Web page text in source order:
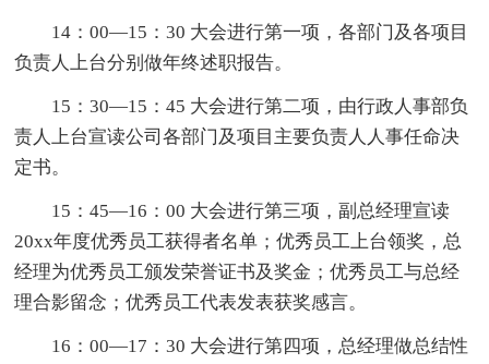
14：00—15：30 大会进行第一项，各部门及各项目
负责人上台分别做年终述职报告。
15：30—15：45 大会进行第二项，由行政人事部负
责人上台宣读公司各部门及项目主要负责人人事任命决
定书。
15：45—16：00 大会进行第三项，副总经理宣读
20xx年度优秀员工获得者名单；优秀员工上台领奖，总
经理为优秀员工颁发荣誉证书及奖金；优秀员工与总经
理合影留念；优秀员工代表发表获奖感言。
16：00—17：30 大会进行第四项，总经理做总结性